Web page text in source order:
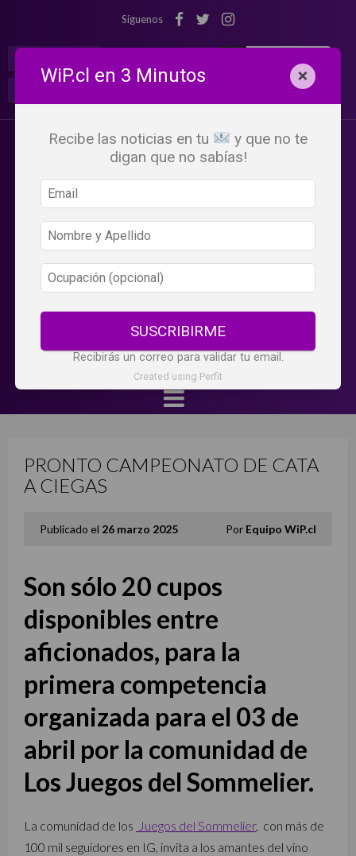
Síguenos
PRONTO CAMPEONATO DE CATA
A CIEGAS
Publicado el 26 marzo 2025 Por Equipo WiP.cl
Son sólo 20 cupos
disponibles entre
aficionados, para la
primera competencia
organizada para el 03 de
abril por la comunidad de
Los Juegos del Sommelier.
La comunidad de los Juegos del Sommelier, con más de
100 mil seguidores en IG, invita a los amantes del vino
WiP.cl en 3 Minutos ×
Recibe las noticias en tu
y que no te
digan que no sabías!
SUSCRIBIRME
Recibirás un correo para validar tu email.
Created using Perfit